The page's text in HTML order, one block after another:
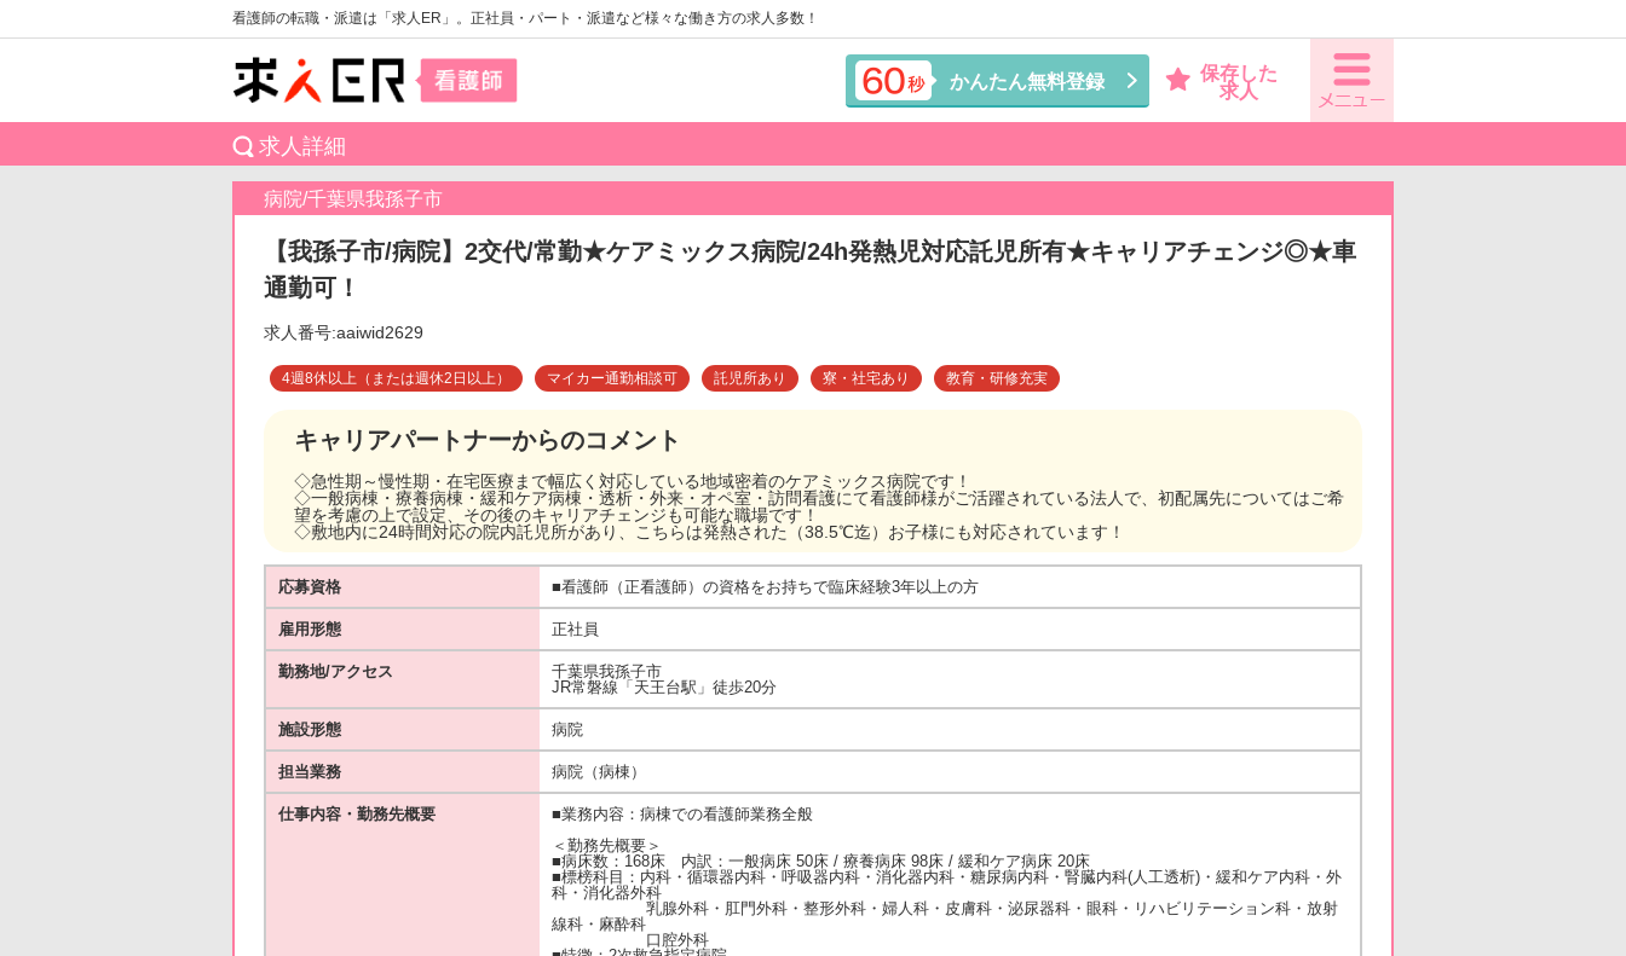
看護師の転職・派遣は「求人ER」。正社員・パート・派遣など様々な働き方の求人多数！
かんたん無料登録
保存した
求人
求人詳細
病院/千葉県我孫子市
【我孫子市/病院】2交代/常勤★ケアミックス病院/24h発熱児対応託児所有★キャリアチェンジ◎★車
通勤可！
求人番号:aaiwid2629
4週8休以上（または週休2日以上） マイカー通勤相談可 託児所あり 寮・社宅あり 教育・研修充実
キャリアパートナーからのコメント
◇急性期～慢性期・在宅医療まで幅広く対応している地域密着のケアミックス病院です！
◇一般病棟・療養病棟・緩和ケア病棟・透析・外来・オペ室・訪問看護にて看護師様がご活躍されている法人で、初配属先についてはご希
望を考慮の上で設定、その後のキャリアチェンジも可能な職場です！
◇敷地内に24時間対応の院内託児所があり、こちらは発熱された（38.5℃迄）お子様にも対応されています！
応募資格 ■看護師（正看護師）の資格をお持ちで臨床経験3年以上の方
雇用形態 正社員
勤務地/アクセス
千葉県我孫子市
JR常磐線「天王台駅」徒歩20分
施設形態 病院
担当業務 病院（病棟）
仕事内容・勤務先概要
■業務内容：病棟での看護師業務全般
＜勤務先概要＞
■病床数：168床 内訳：一般病床 50床 / 療養病床 98床 / 緩和ケア病床 20床
■標榜科目：内科・循環器内科・呼吸器内科・消化器内科・糖尿病内科・腎臓内科(人工透析)・緩和ケア内科・外
科・消化器外科
乳腺外科・肛門外科・整形外科・婦人科・皮膚科・泌尿器科・眼科・リハビリテーション科・放射
線科・麻酔科
口腔外科